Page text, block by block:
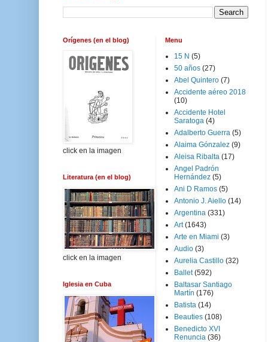
Orígenes (en el blog)
click en la imagen
Literatura (en el blog)
click en la imagen
Iglesia en Cuba
Menu
15 N (5)
50 años (27)
Abel Quintero (7)
Accidente aéreo 2018
(10)
Accidente Hotel
Saratoga (4)
Adalberto Guerra (5)
Alaima Gónzalez (9)
Aleisa Ribalta (17)
Angel Padrón
Hernández (5)
Ani D Ramos (5)
Antonio J. Aiello (14)
Argentina (331)
Art (1643)
Arte en Miami (3)
Audio (3)
Aurelia Castillo (32)
Ballet (592)
Baltasar Santiago
Martín (176)
Batista (14)
Beauties (108)
Benedicto XVI
Renuncia (36)